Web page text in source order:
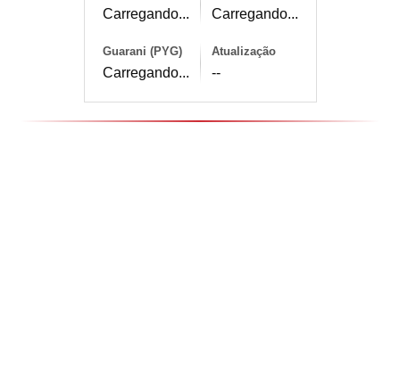
Carregando... Carregando...
Guarani (PYG)
Carregando...
Atualização
--